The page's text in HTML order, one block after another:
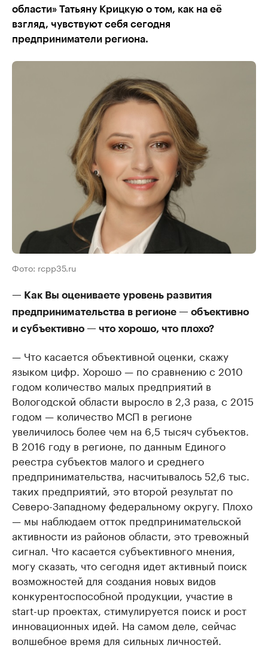
области» Татьяну Крицкую о том, как на её
взгляд, чувствуют себя сегодня
предприниматели региона.
Фото: rcpp35.ru
— Как Вы оцениваете уровень развития
предпринимательства в регионе — объективно
и субъективно — что хорошо, что плохо?
— Что касается объективной оценки, скажу
языком цифр. Хорошо — по сравнению с 2010
годом количество малых предприятий в
Вологодской области выросло в 2,3 раза, с 2015
годом — количество МСП в регионе
увеличилось более чем на 6,5 тысяч субъектов.
В 2016 году в регионе, по данным Единого
реестра субъектов малого и среднего
предпринимательства, насчитывалось 52,6 тыс.
таких предприятий, это второй результат по
Северо-Западному федеральному округу. Плохо
— мы наблюдаем отток предпринимательской
активности из районов области, это тревожный
сигнал. Что касается субъективного мнения,
могу сказать, что сегодня идет активный поиск
возможностей для создания новых видов
конкурентоспособной продукции, участие в
start-up проектах, стимулируется поиск и рост
инновационных идей. На самом деле, сейчас
волшебное время для сильных личностей.